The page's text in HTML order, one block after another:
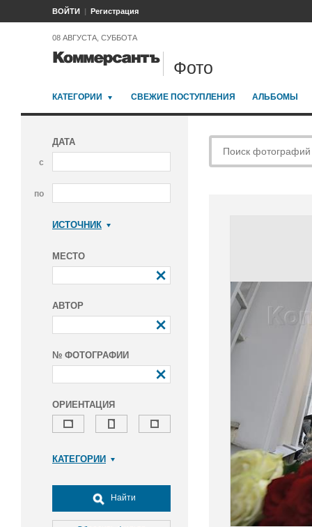
ВОЙТИ Регистрация
08 АВГУСТА, СУББОТА
Фото
КАТЕГОРИИ СВЕЖИЕ ПОСТУПЛЕНИЯ АЛЬБОМЫ
ДАТА
с
по
ИСТОЧНИК
МЕСТО
АВТОР
№ ФОТОГРАФИИ
ОРИЕНТАЦИЯ
КАТЕГОРИИ
Досуг, туризм и отдых
Культура
Найти